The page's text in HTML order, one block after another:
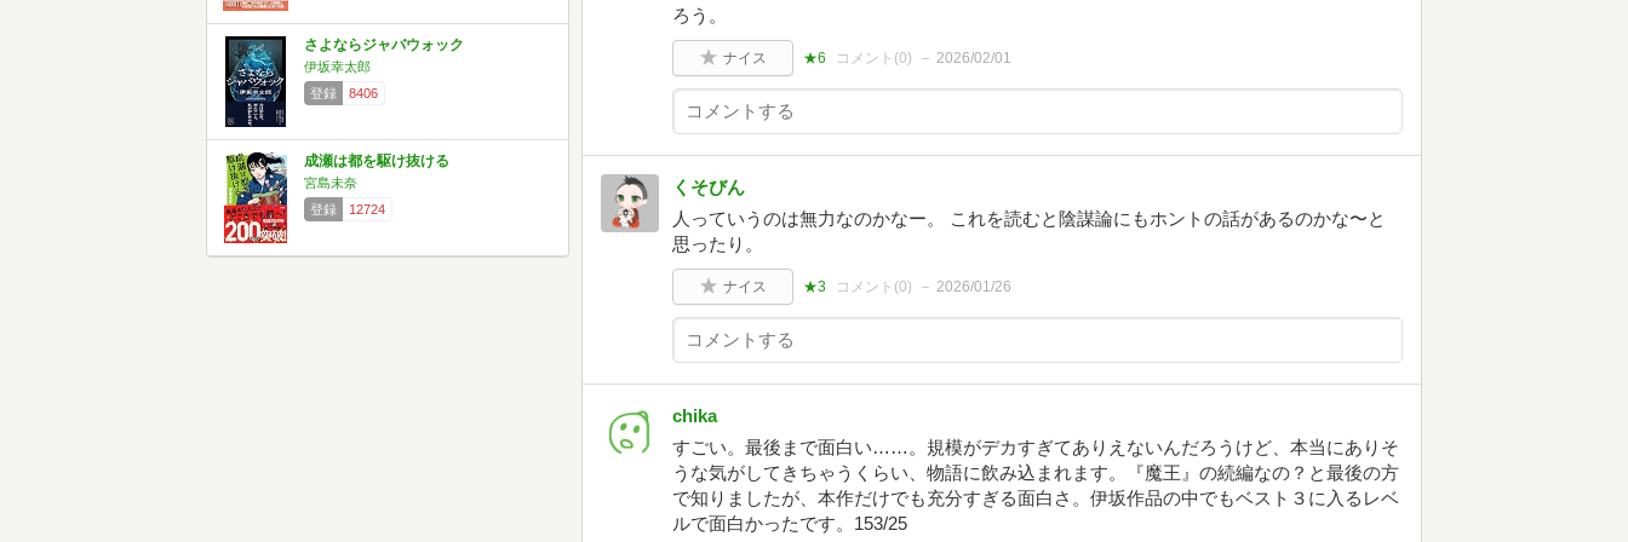
さよならジャバウォック
伊坂幸太郎
登録
8406
成瀬は都を駆け抜ける
宮島未奈
登録
12724
ろう。
ナイス ★6 コメント(0) 2026/02/01
くそびん
人っていうのは無力なのかなー。 これを読むと陰謀論にもホントの話があるのかな〜と
思ったり。
ナイス ★3 コメント(0) 2026/01/26
chika
すごい。最後まで面白い……。規模がデカすぎてありえないんだろうけど、本当にありそ
うな気がしてきちゃうくらい、物語に飲み込まれます。『魔王』の続編なの？と最後の方
で知りましたが、本作だけでも充分すぎる面白さ。伊坂作品の中でもベスト３に入るレベ
ルで面白かったです。153/25